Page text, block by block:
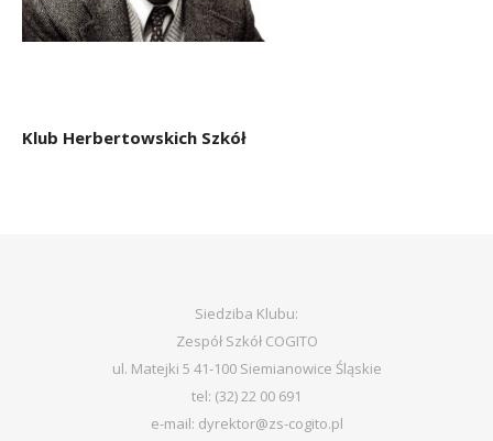
Klub Herbertowskich Szkół
Siedziba Klubu:
Zespół Szkół COGITO
ul. Matejki 5 41-100 Siemianowice Śląskie
tel: (32) 22 00 691
e-mail: dyrektor@zs-cogito.pl